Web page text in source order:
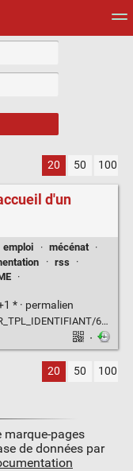
20 50 100
d'un
emploi · mécénat
·
· rss
·
·
* · permalien
2464-a-la-une.htm
·
20 50 100
marque-pages
de données par